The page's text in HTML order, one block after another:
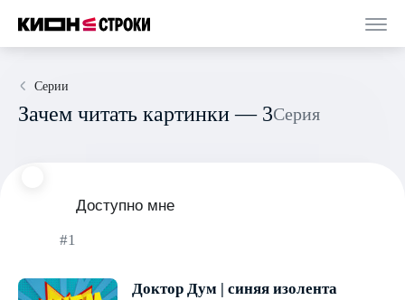
Серии
Зачем читать картинки — 3 Серия
Доступно мне
#1
Доктор Дум | синяя изолента